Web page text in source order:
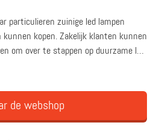
particulieren zuinige led lampen
klanten kunnen
om over te stappen op duurzame led
de webshop